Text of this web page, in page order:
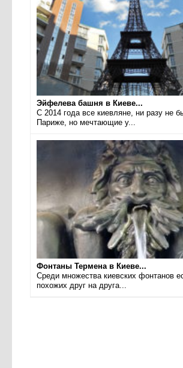
Эйфелева башня в Киеве...
С 2014 года все киевляне, ни разу не
Париже, но мечтающие у...
Фонтаны Термена в Киеве...
Среди множества киевских фонтанов
похожих друг на друга...